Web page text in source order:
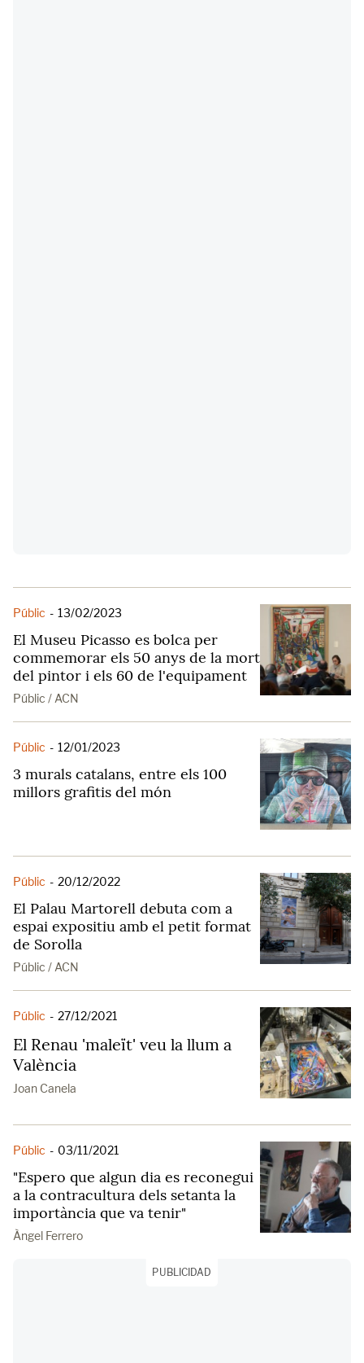
Públic - 13/02/2023
El Museu Picasso es bolca per
commemorar els 50 anys de la mort
del pintor i els 60 de l'equipament
Públic / ACN
Públic - 12/01/2023
3 murals catalans, entre els 100
millors grafitis del món
Públic - 20/12/2022
El Palau Martorell debuta com a
espai expositiu amb el petit format
de Sorolla
Públic / ACN
Públic - 27/12/2021
El Renau 'maleït' veu la llum a
València
Joan Canela
Públic - 03/11/2021
"Espero que algun dia es reconegui
a la contracultura dels setanta la
importància que va tenir"
Àngel Ferrero
PUBLICIDAD